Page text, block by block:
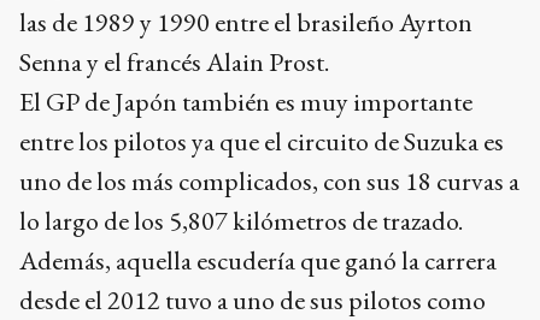
las de 1989 y 1990 entre el brasileño Ayrton
Senna y el francés Alain Prost.
El GP de Japón también es muy importante
entre los pilotos ya que el circuito de Suzuka es
uno de los más complicados, con sus 18 curvas a
lo largo de los 5,807 kilómetros de trazado.
Además, aquella escudería que ganó la carrera
desde el 2012 tuvo a uno de sus pilotos como